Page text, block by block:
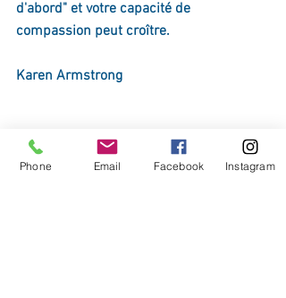
d'abord" et votre capacité de
compassion peut croître.
Karen Armstrong
Phone Email Facebook Instagram